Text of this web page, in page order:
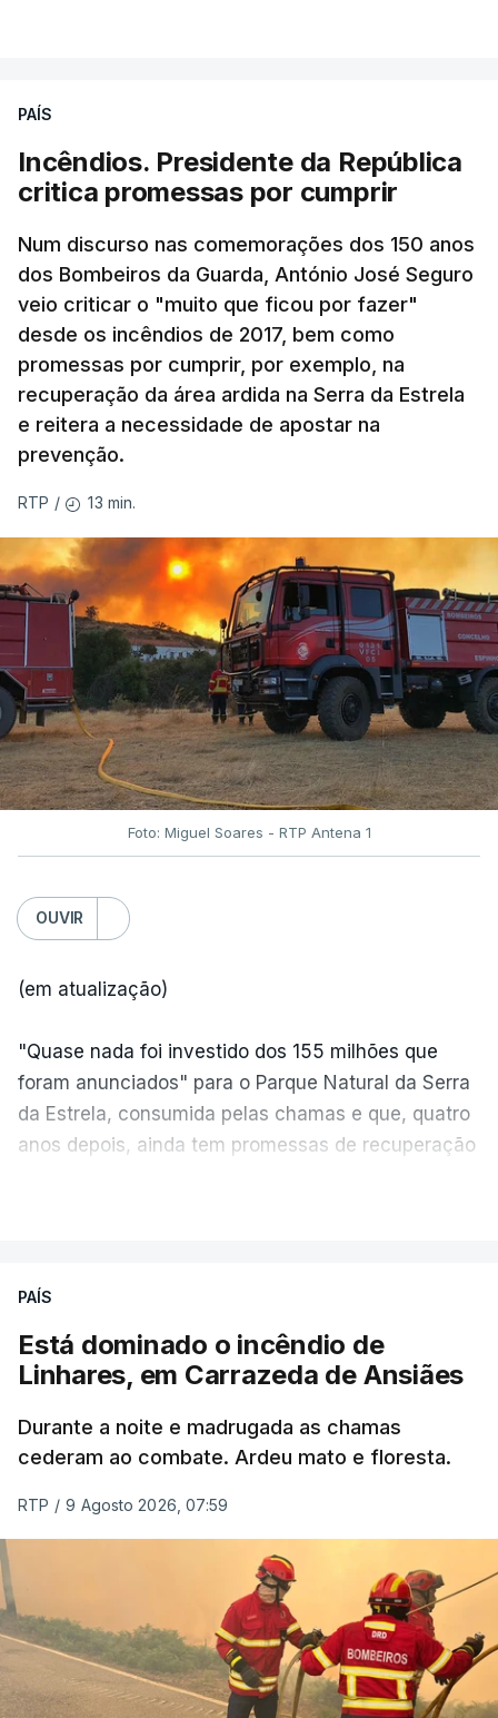
PAÍS
Incêndios. Presidente da República
critica promessas por cumprir
Num discurso nas comemorações dos 150 anos
dos Bombeiros da Guarda, António José Seguro
veio criticar o "muito que ficou por fazer"
desde os incêndios de 2017, bem como
promessas por cumprir, por exemplo, na
recuperação da área ardida na Serra da Estrela
e reitera a necessidade de apostar na
prevenção.
RTP / 13 min.
Foto: Miguel Soares - RTP Antena 1
OUVIR
(em atualização)
"Quase nada foi investido dos 155 milhões que
foram anunciados" para o Parque Natural da Serra
da Estrela, consumida pelas chamas e que, quatro
anos depois, ainda tem promessas de recuperação
ESTE CONTEÚDO ESTÁ NESTE
PAÍS
Está dominado o incêndio de
Linhares, em Carrazeda de Ansiães
Durante a noite e madrugada as chamas
cederam ao combate. Ardeu mato e floresta.
RTP / 9 Agosto 2026, 07:59